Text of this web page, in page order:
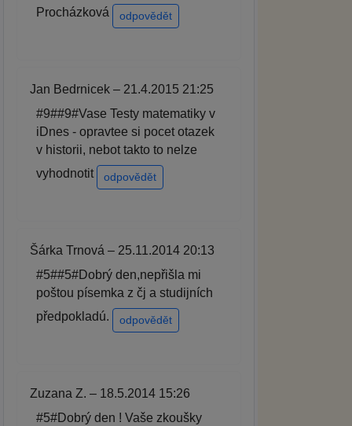
Procházková
odpovědět
Jan Bedrnicek – 21.4.2015 21:25
#9##9#Vase Testy matematiky v
iDnes - opravtee si pocet otazek
v historii, nebot takto to nelze
vyhodnotit
odpovědět
Šárka Trnová – 25.11.2014 20:13
#5##5#Dobrý den,nepřišla mi
poštou písemka z čj a studijních
předpokladú.
odpovědět
Zuzana Z. – 18.5.2014 15:26
#5#Dobrý den ! Vaše zkoušky